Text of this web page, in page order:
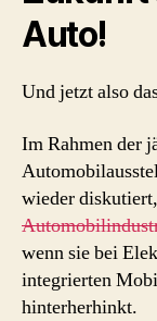
Auto!
Und jetzt also
Im Rahmen der
wieder
wenn sie bei
integrierten
hinterherhinkt.